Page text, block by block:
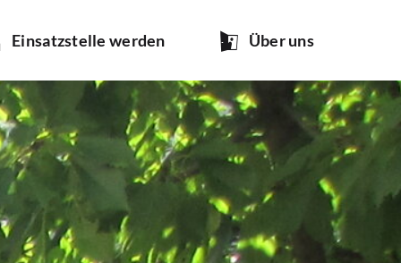
Ein­satz­stel­le werden Über uns